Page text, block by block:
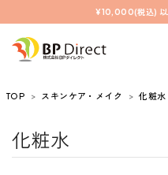
¥10,000(税込) 以
TOP スキンケア・メイク 化粧水
化粧水